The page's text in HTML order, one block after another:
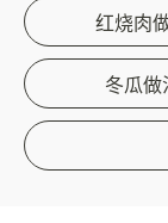
红烧肉
冬瓜做